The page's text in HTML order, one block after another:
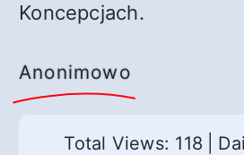
Koncepcjach.
Anonimowo
Total Views: 118